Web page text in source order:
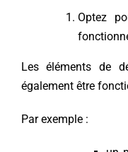
Optez
Les éléments de
également être
Par exemple :